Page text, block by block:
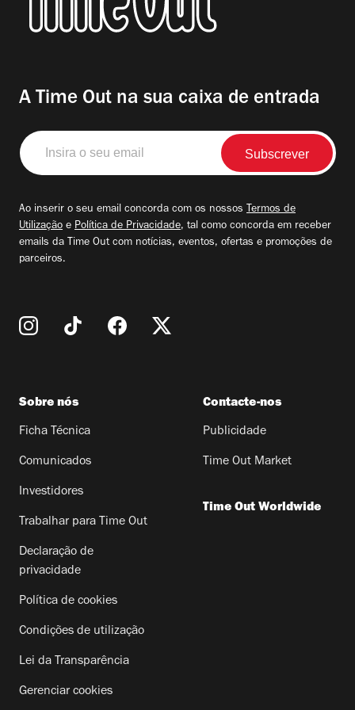
A Time Out na sua caixa de entrada
Insira
o
seu
Ao inserir o seu email concorda com os nossos Termos de
Utilização e Política de Privacidade, tal como concorda em receber
emails da Time Out com notícias, eventos, ofertas e promoções de
parceiros.
Sobre nós
Ficha Técnica
Comunicados
Investidores
Trabalhar para Time Out
Declaração de
privacidade
Política de cookies
Condições de utilização
Lei da Transparência
Gerenciar cookies
Contacte-nos
Publicidade
Time Out Market
Time Out Worldwide